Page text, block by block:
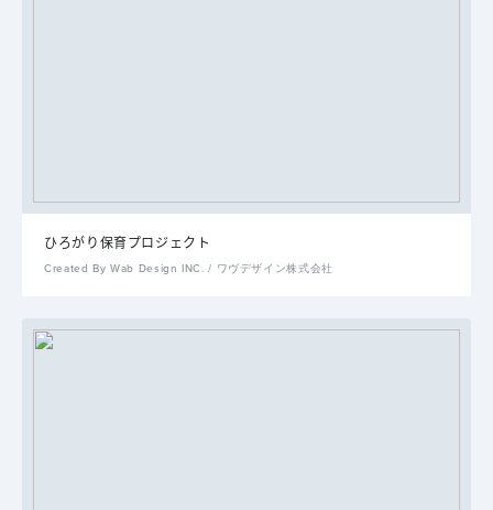
ひろがり保育プロジェクト
Created By Wab Design INC. / ワヴデザイン株式会社